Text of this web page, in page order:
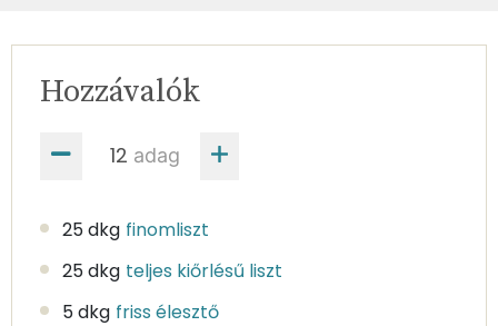
adag
Hozzávalók
25 dkg finomliszt
25 dkg teljes kiőrlésű liszt
5 dkg friss élesztő